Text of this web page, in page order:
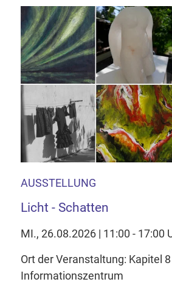
AUSSTELLUNG
Licht - Schatten
MI., 26.08.2026 | 11:00 - 17:00
Ort der Veranstaltung: Kapitel
Informationszentrum